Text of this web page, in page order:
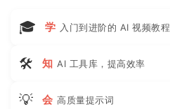
🎓 学 入门到进阶的 AI 视频教程
🛠 知 AI 工具库，提高效率
💡 会 高质量提示词